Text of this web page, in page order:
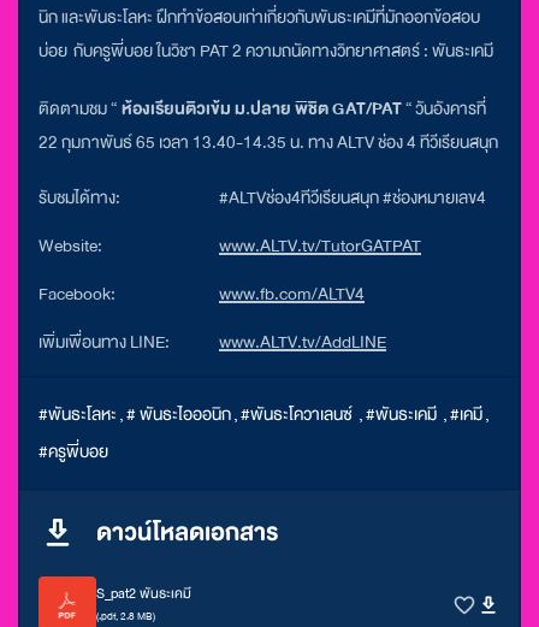
นิก และพันธะโลหะ ฝึกทำข้อสอบเก่าเกี่ยวกับพันธะเคมีที่มักออกข้อสอบ
บ่อย กับครูพี่บอย ในวิชา PAT 2 ความถนัดทางวิทยาศาสตร์ : พันธะเคมี
ติดตามชม “ห้องเรียนติวเข้ม ม.ปลาย พิชิต GAT/PAT“ วันอังคารที่
22 กุมภาพันธ์ 65 เวลา 13.40-14.35 น. ทาง ALTV ช่อง 4 ทีวีเรียนสนุก
รับชมได้ทาง:
#ALTVช่อง4ทีวีเรียนสนุก #ช่องหมายเลข4
Website:
www.ALTV.tv/TutorGATPAT
Facebook:
www.fb.com/ALTV4
เพิ่มเพื่อนทาง LINE:
www.ALTV.tv/AddLINE
#พันธะโลหะ,# พันธะไอออนิก,#พันธะโควาเลนซ์ ,#พันธะเคมี ,#เคมี,
#ครูพี่บอย
ดาวน์โหลดเอกสาร
S_pat2 พันธะเคมี
(.pdf, 2.8 MB)